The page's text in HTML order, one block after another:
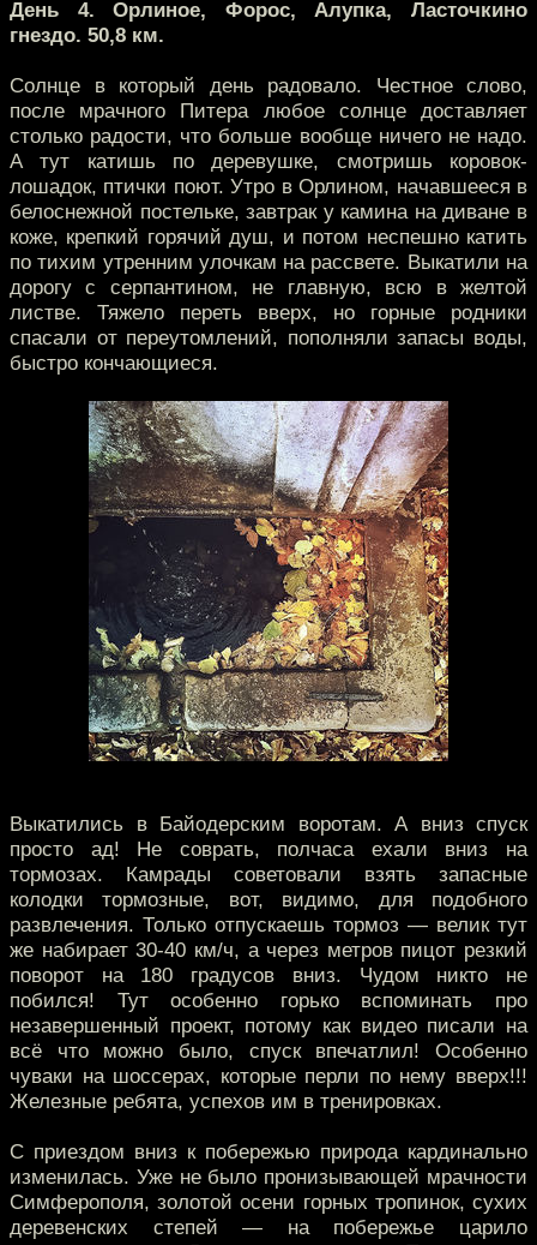
День 4. Орлиное, Форос, Алупка, Ласточкино
гнездо. 50,8 км.
Солнце в который день радовало. Честное слово,
после мрачного Питера любое солнце доставляет
столько радости, что больше вообще ничего не надо.
А тут катишь по деревушке, смотришь коровок-
лошадок, птички поют. Утро в Орлином, начавшееся в
белоснежной постельке, завтрак у камина на диване в
коже, крепкий горячий душ, и потом неспешно катить
по тихим утренним улочкам на рассвете. Выкатили на
дорогу с серпантином, не главную, всю в желтой
листве. Тяжело переть вверх, но горные родники
спасали от переутомлений, пополняли запасы воды,
быстро кончающиеся.
Выкатились в Байодерским воротам. А вниз спуск
просто ад! Не соврать, полчаса ехали вниз на
тормозах. Камрады советовали взять запасные
колодки тормозные, вот, видимо, для подобного
развлечения. Только отпускаешь тормоз — велик тут
же набирает 30-40 км/ч, а через метров пицот резкий
поворот на 180 градусов вниз. Чудом никто не
побился! Тут особенно горько вспоминать про
незавершенный проект, потому как видео писали на
всё что можно было, спуск впечатлил! Особенно
чуваки на шоссерах, которые перли по нему вверх!!!
Железные ребята, успехов им в тренировках.
С приездом вниз к побережью природа кардинально
изменилась. Уже не было пронизывающей мрачности
Симферополя, золотой осени горных тропинок, сухих
деревенских степей — на побережье царило